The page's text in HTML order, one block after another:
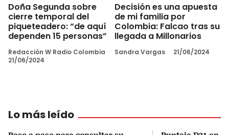
Doña Segunda sobre
cierre temporal del
piqueteadero: “de aquí
dependen 15 personas”
Redacción W Radio Colombia
21/06/2024
Decisión es una apuesta
de mi familia por
Colombia: Falcao tras su
llegada a Millonarios
Sandra Vargas 21/06/2024
Lo más leído